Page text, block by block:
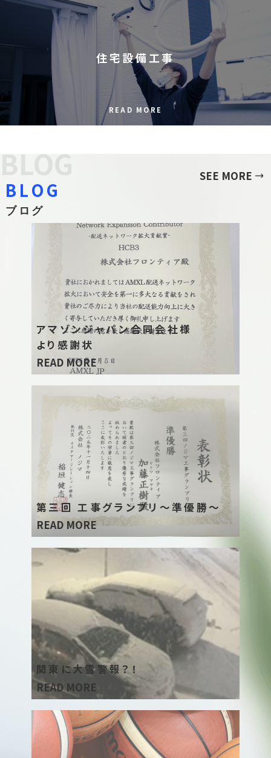
住宅設備工事
READ MORE
BLOG SEE MORE
BLOG
ブログ
アマゾンジャパン合同会社様
より感謝状
READ MORE
第三回 工事グランプリ〜準優勝〜
READ MORE
関東に大雪警報？！
READ MORE